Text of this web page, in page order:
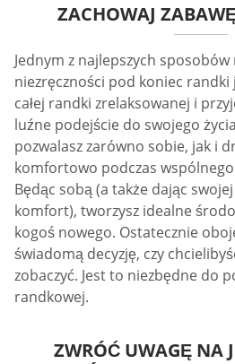
ZACHOWAJ
Jednym z najlepszych
niezręczności pod koniec
całej randki zrelaksowanej i
luźne podejście do swojego
pozwalasz zarówno sobie, jak i
komfortowo podczas
Będąc sobą (a także dając
komfort), tworzysz idealne
kogoś nowego. Ostatecznie
świadomą decyzję, czy
zobaczyć. Jest to niezbędne do
randkowej.
ZWRÓĆ UWAGĘ NA